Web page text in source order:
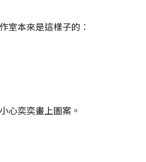
室本來是這樣子的︰
心奕奕畫上圖案。